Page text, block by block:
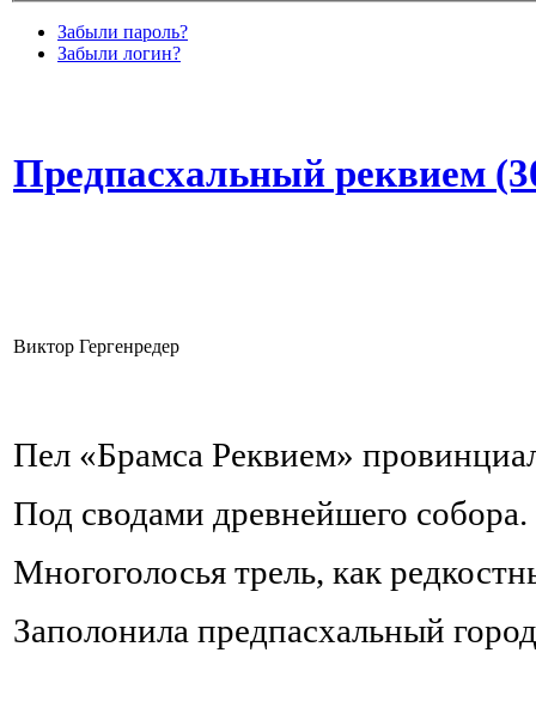
Забыли пароль?
Забыли логин?
Предпасхальный реквием
Виктор Гергенредер
Пел «Брамса Реквием»
Под сводами древнейшего собора.
Многоголосья трель, как
Заполонила предпасхальный